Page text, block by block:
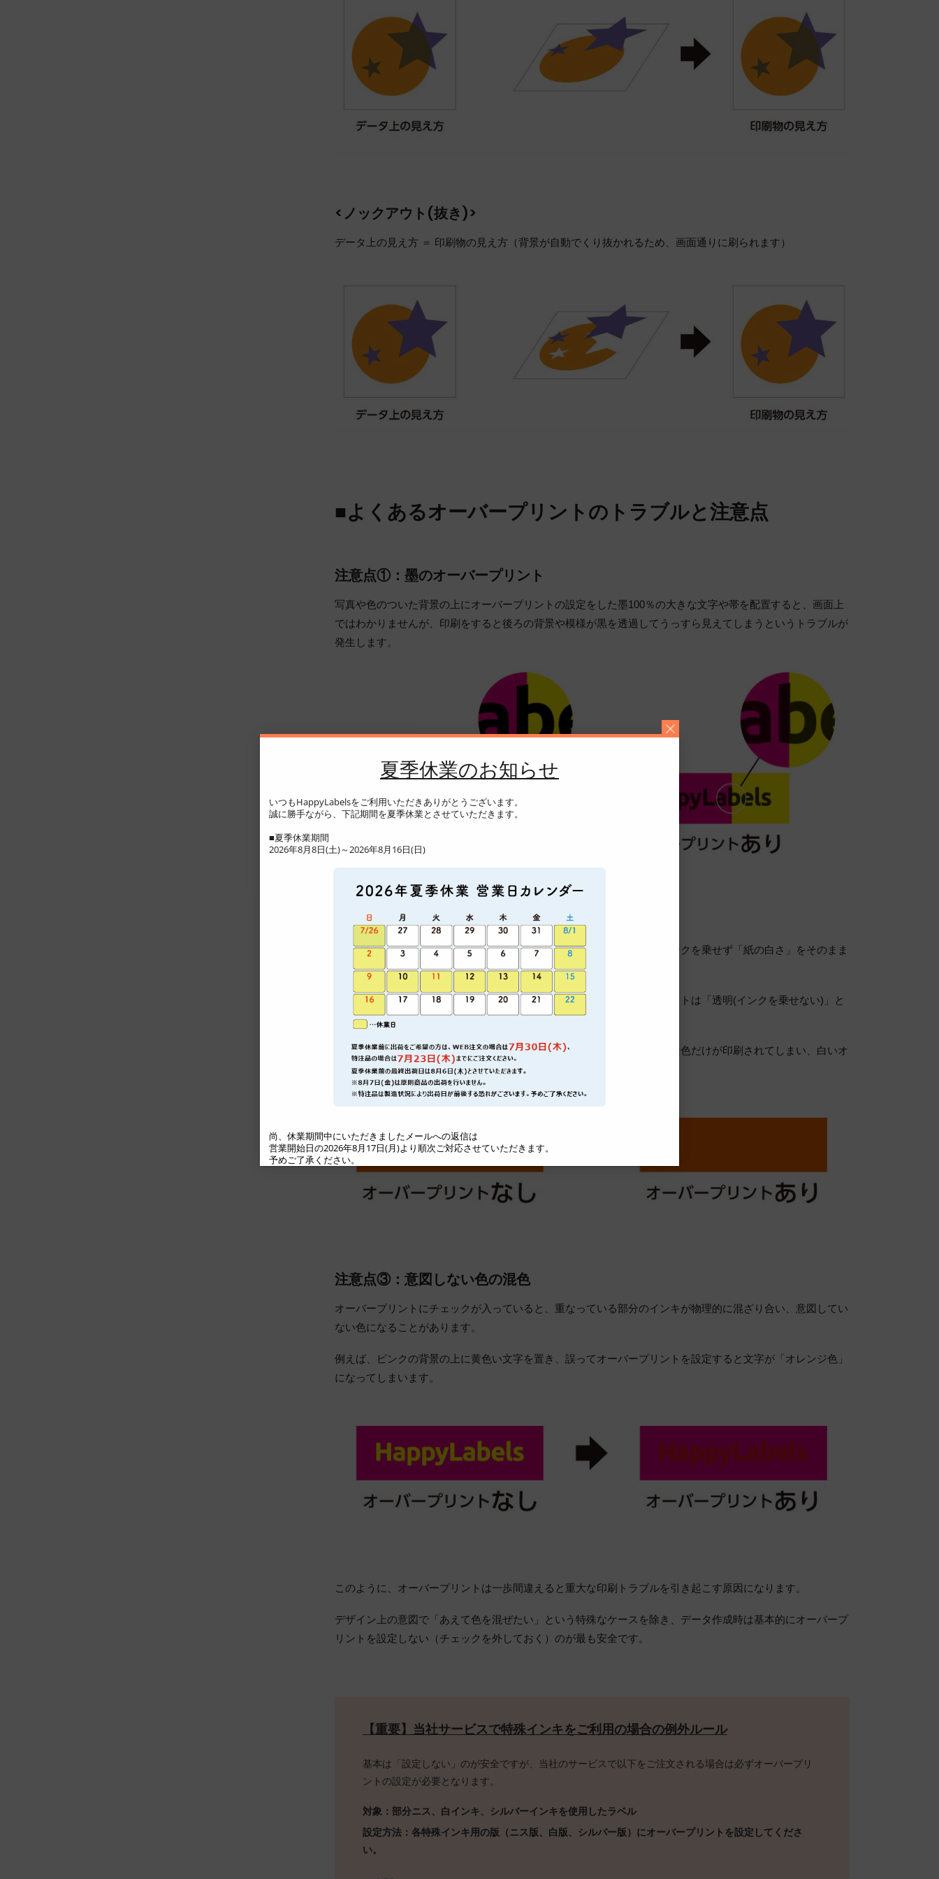
<ノックアウト(抜き)>
データ上の見え方 ＝ 印刷物の見え方（背景が自動でくり抜かれるため、画面通りに刷られます）
■よくあるオーバープリントのトラブルと注意点
注意点①：墨のオーバープリント
写真や色のついた背景の上にオーバープリントの設定をした墨100％の大きな文字や帯を配置すると、画面上
ではわかりませんが、印刷をすると後ろの背景や模様が黒を透過してうっすら見えてしまうというトラブルが
発生します。
注意点②：白のオーバープリント
一般的な印刷では、「白インキ」を使って白を表現するのではなく、インクを乗せず「紙の白さ」をそのまま
活かして白を表現します。
そのため、誤ってオーバープリントを設定してしまうと、白いオブジェクトは「透明(インクを乗せない)」と
して処理されてしまいます。
背景をくり抜かないオーバープリントの設定をしてしまうと、後ろの背景色だけが印刷されてしまい、白いオ
ブジェクトが消えてしまいます。
注意点③：意図しない色の混色
オーバープリントにチェックが入っていると、重なっている部分のインキが物理的に混ざり合い、意図してい
ない色になることがあります。
例えば、ピンクの背景の上に黄色い文字を置き、誤ってオーバープリントを設定すると文字が「オレンジ色」
になってしまいます。
このように、オーバープリントは一歩間違えると重大な印刷トラブルを引き起こす原因になります。
デザイン上の意図で「あえて色を混ぜたい」という特殊なケースを除き、データ作成時は基本的にオーバープ
リントを設定しない（チェックを外しておく）のが最も安全です。
【重要】当社サービスで特殊インキをご利用の場合の例外ルール
基本は「設定しない」のが安全ですが、当社のサービスで以下をご注文される場合は必ずオーバープリ
ントの設定が必要となります。
対象：部分ニス、白インキ、シルバーインキを使用したラベル
設定方法：各特殊インキ用の版（ニス版、白版、シルバー版）にオーバープリントを設定してくださ
い。
夏季休業のお知らせ
いつもHappyLabelsをご利用いただきありがとうございます。
誠に勝手ながら、下記期間を夏季休業とさせていただきます。
■夏季休業期間
2026年8月8日(土)～2026年8月16日(日)
尚、休業期間中にいただきましたメールへの返信は
営業開始日の2026年8月17日(月)より順次ご対応させていただきます。
予めご了承ください。